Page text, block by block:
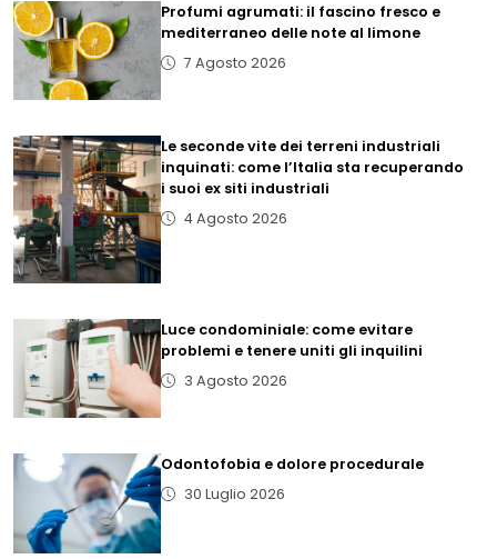
Profumi agrumati: il fascino fresco e
mediterraneo delle note al limone
7 Agosto 2026
Le seconde vite dei terreni industriali
inquinati: come l’Italia sta recuperando
i suoi ex siti industriali
4 Agosto 2026
Luce condominiale: come evitare
problemi e tenere uniti gli inquilini
3 Agosto 2026
Odontofobia e dolore procedurale
30 Luglio 2026